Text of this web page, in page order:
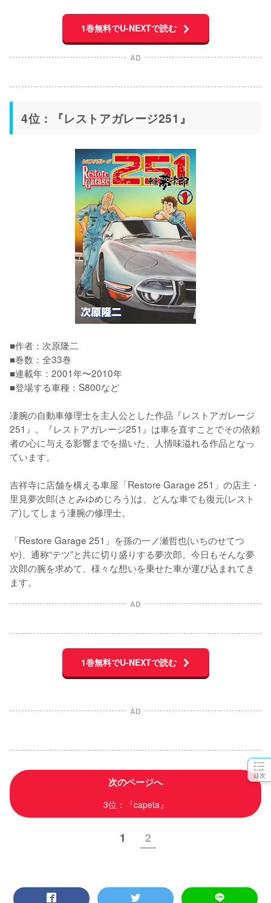
目次
1巻無料でU-NEXTで読む
AD
4位：『レストアガレージ251』
■作者：次原隆二
■巻数：全33巻
■連載年：2001年〜2010年
■登場する車種：S800など
凄腕の自動車修理士を主人公とした作品『レストアガレージ
251』。『レストアガレージ251』は車を直すことでその依頼
者の心に与える影響までを描いた、人情味溢れる作品となっ
ています。
吉祥寺に店舗を構える車屋「Restore Garage 251」の店主・
里見夢次郎(さとみゆめじろう)は、どんな車でも復元(レスト
ア)してしまう凄腕の修理士。
「Restore Garage 251」を孫の一ノ瀬哲也(いちのせてつ
や)、通称“テツ”と共に切り盛りする夢次郎。今日もそんな夢
次郎の腕を求めて、様々な想いを乗せた車が運び込まれてき
ます。
AD
1巻無料でU-NEXTで読む
AD
次のページへ
3位：『capeta』
1 2